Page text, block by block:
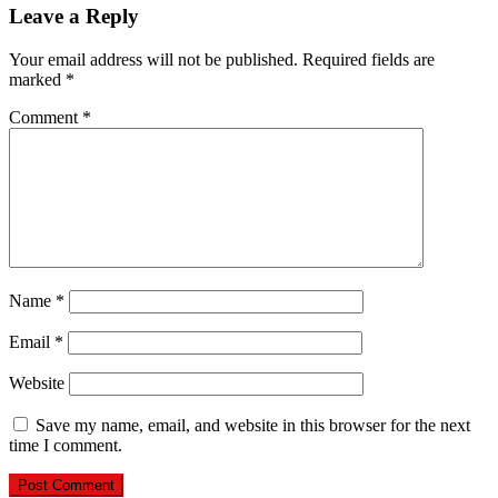
Leave a Reply
Your email address will not be published. Required fields are
marked *
Comment *
Name *
Email *
Website
Save my name, email, and website in this browser for the next
time I comment.